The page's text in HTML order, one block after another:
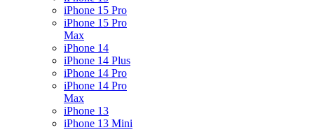
iPhone 15 Pro
iPhone 15 Pro
Max
iPhone 14
iPhone 14 Plus
iPhone 14 Pro
iPhone 14 Pro
Max
iPhone 13
iPhone 13 Mini